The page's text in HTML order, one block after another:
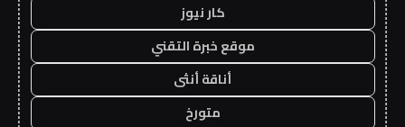
كار نيوز
موقع خبرة التقني
أناقة أنثى
متورخ